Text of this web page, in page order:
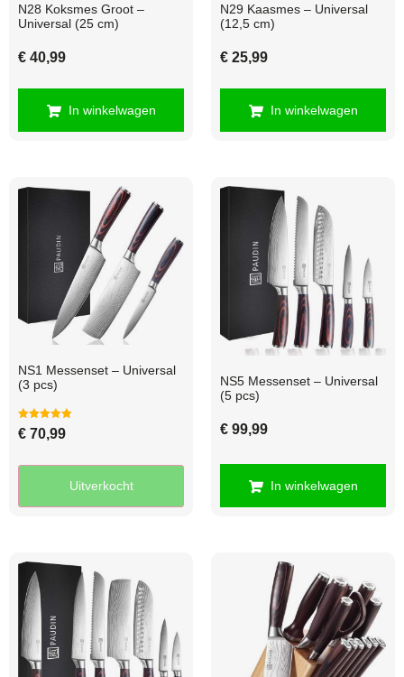
N28 Koksmes Groot –
Universal (25 cm)
€ 40,99
In winkelwagen
N29 Kaasmes – Universal
(12,5 cm)
€ 25,99
In winkelwagen
NS1 Messenset – Universal
(3 pcs)
Gewaardeerd
5.00
€ 70,99
Uitverkocht
NS5 Messenset – Universal
(5 pcs)
€ 99,99
In winkelwagen